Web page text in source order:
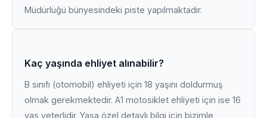
Müdürlüğü bünyesindeki piste yapılmaktadır.
Kaç yaşında ehliyet alınabilir?
B sınıfı (otomobil) ehliyeti için 18 yaşını doldurmuş
olmak gerekmektedir. A1 motosiklet ehliyeti için ise 16
yaş yeterlidir. Yaşa özel detaylı bilgi için bizimle